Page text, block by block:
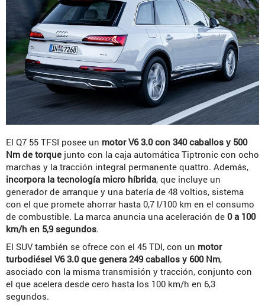
El Q7 55 TFSI posee un motor V6 3.0 con 340 caballos y 500
Nm de torque junto con la caja automática Tiptronic con ocho
marchas y la tracción integral permanente quattro. Además,
incorpora la tecnología micro híbrida, que incluye un
generador de arranque y una batería de 48 voltios, sistema
con el que promete ahorrar hasta 0,7 l/100 km en el consumo
de combustible. La marca anuncia una aceleración de 0 a 100
km/h en 5,9 segundos.
El SUV también se ofrece con el 45 TDI, con un motor
turbodiésel V6 3.0 que genera 249 caballos y 600 Nm,
asociado con la misma transmisión y tracción, conjunto con
el que acelera desde cero hasta los 100 km/h en 6,3
segundos.